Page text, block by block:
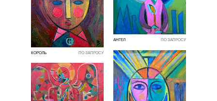
ПО ЗАПРОСУ
ПО ЗАПРОСУ
КОРОЛЬ
АНГЕЛ